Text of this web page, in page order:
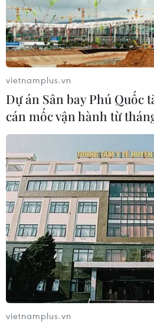
Hé lộ thêm
quanh vụ tàu Titan mất
Bản tin ngày 23/6/2023 có
Hệ thống âm thanh bí mật của
ngày tàu lặn Titan mất tích;
luận với phát ngôn về tai nạn
vietnamplus.vn
Dự án Sân bay Phú Quốc
cán mốc vận hành từ
vietnamplus.vn